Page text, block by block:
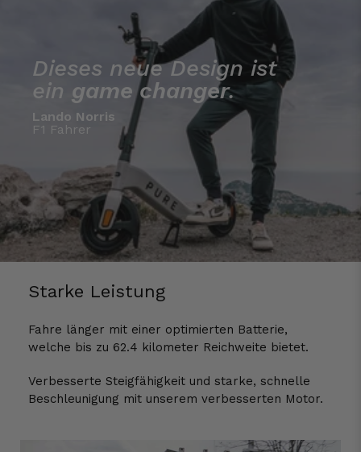
Dieses neue Design ist
ein game changer.
Lando Norris
F1 Fahrer
Starke Leistung
Fahre länger mit einer optimierten Batterie,
welche bis zu 62.4 kilometer Reichweite bietet.
Verbesserte Steigfähigkeit und starke, schnelle
Beschleunigung mit unserem verbesserten Motor.